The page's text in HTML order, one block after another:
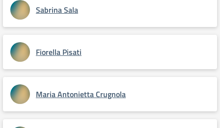
Sabrina Sala
Fiorella Pisati
Maria Antonietta Crugnola